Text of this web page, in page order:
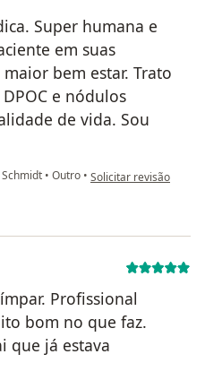
Super humana e
em suas
bem estar. Trato
e nódulos
de vida. Sou
• Outro • na opinião do
Solicitar revisão
Profissional
bom no que faz.
que já estava